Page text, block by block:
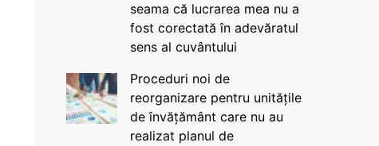
seama că lucrarea mea nu a
fost corectată în adevăratul
sens al cuvântului
Proceduri noi de
reorganizare pentru unitățile
de învățământ care nu au
realizat planul de